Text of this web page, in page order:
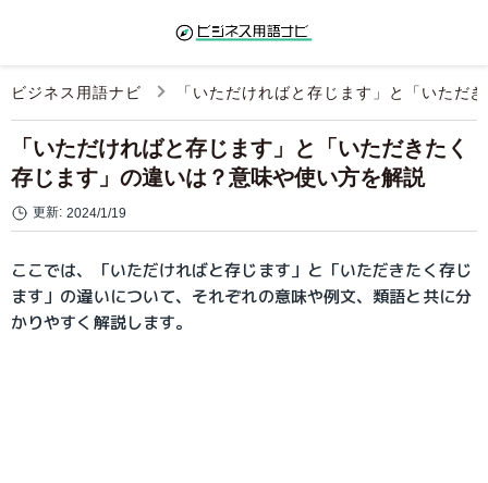
ビジネス用語ナビ 「いただければと存じます」と「いただ
「いただければと存じます」と「いただきたく
存じます」の違いは？意味や使い方を解説
更新: 2024/1/19
ここでは、「いただければと存じます」と「いただきたく存じ
ます」の違いについて、それぞれの意味や例文、類語と共に分
かりやすく解説します。